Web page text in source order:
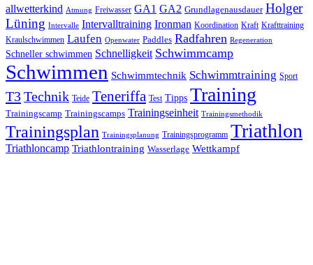
allwetterkind Atmung Freiwasser GA1 GA2 Grundlagenausdauer Holger
Lüning Intervalle Intervalltraining Ironman Koordination Kraft Krafttraining
Kraulschwimmen Laufen Openwater Paddles Radfahren Regeneration
Schneller schwimmen Schnelligkeit Schwimmcamp
Schwimmen Schwimmtechnik Schwimmtraining Sport
T3Technik Teide Teneriffa Test Tipps Training
Trainingscamp Trainingscamps Trainingseinheit Trainingsmethodik
Trainingsplan Trainingsplanung Trainingsprogramm Triathlon
Triathloncamp Triathlontraining Wasserlage Wettkampf